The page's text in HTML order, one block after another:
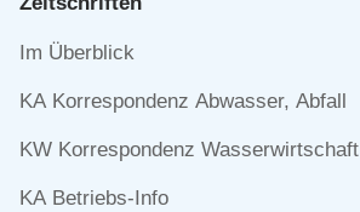
Navigation
Im Überblick
KA Korrespondenz Abwasser, Abfall
KW Korrespondenz Wasserwirtschaft
KA Betriebs-Info